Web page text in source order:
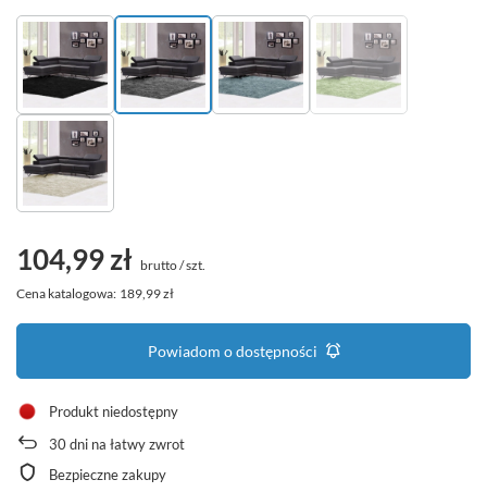
104,99 zł brutto/szt.
Cena katalogowa: 189,99 zł
Powiadom o dostępności
Produkt niedostępny
30dni na łatwy zwrot
Bezpieczne zakupy